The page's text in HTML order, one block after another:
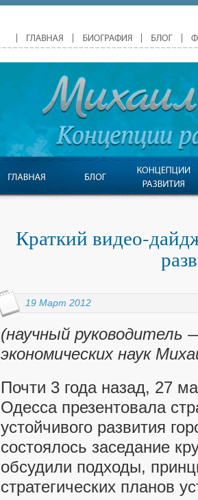
Краткий видео-
19 Март 2012
(научный руководитель
экономических наук
Почти 3 года назад, 27
Одесса презентовала
устойчивого развития
состоялось заседание
обсудили подходы,
стратегических планов